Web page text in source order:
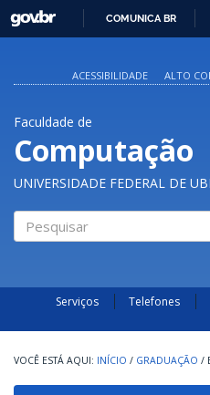
O
GOVBR
COMUNICA BR
ACESSIBILIDADE
ALTO
Faculdade de
Computação
UNIVERSIDADE FEDERAL DE
Serviços Telefones
INÍCIO / GRADUAÇÃO /